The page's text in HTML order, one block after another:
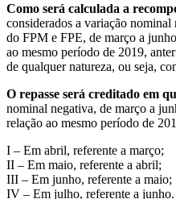
Como será calculada a
considerados a variação
do FPM e FPE, de março a
ao mesmo período de 2019,
de qualquer natureza, ou seja,
O repasse será creditado em
nominal negativa, de março a
relação ao mesmo período de
I – Em abril, referente a março;
II – Em maio, referente a abril;
III – Em junho, referente a maio;
IV – Em julho, referente a junho.